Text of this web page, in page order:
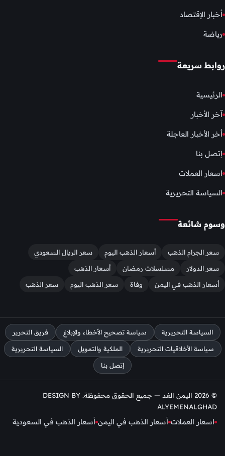
أخبار الإقتصاد
رياضة
روابط سريعة
الرئيسية
آخر الأخبار
أخر الأخبار العاجلة
إتصل بنا
اسعار العملات
السياسة التحريرية
وسوم شائعة
سعر الجرام الذهب أسعار الذهب اليوم
سعر الريال السعودي
سعر الدولار
مسلسلات رمضان
أسعار الذهب
أسعار الذهب في اليمن
وفاة سعر الذهب اليوم سعر الذهب
السياسة التحريرية سياسة تصحيح الأخطاء والإبلاغ فريق التحرير
سياسة الأخلاقيات التحريرية الملكية والتمويل السياسة التحريرية
إتصل بنا
© 2026 اليمن الغد — جميع الحقوق محفوظة. DESIGN BY
ALYEMENALGHAD
اسعار العملات أسعار الذهب في اليمن أسعار الذهب في السعودية